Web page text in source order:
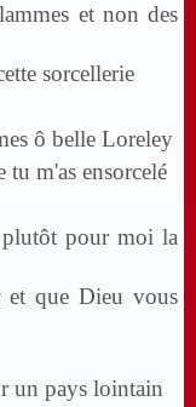
et non des
sorcellerie
ô belle Loreley
tu m'as ensorcelé
pour moi la
et que Dieu vous
un pays lointain